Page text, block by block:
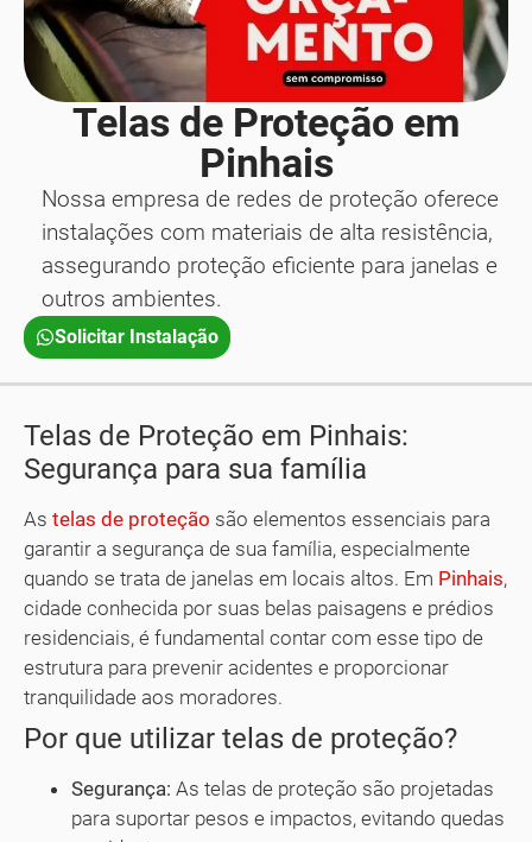
Telas de Proteção em
Pinhais
Nossa empresa de redes de proteção oferece
instalações com materiais de alta resistência,
assegurando proteção eficiente para janelas e
outros ambientes.
Solicitar Instalação
Telas de Proteção em Pinhais:
Segurança para sua família
As telas de proteção são elementos essenciais para
garantir a segurança de sua família, especialmente
quando se trata de janelas em locais altos. Em Pinhais,
cidade conhecida por suas belas paisagens e prédios
residenciais, é fundamental contar com esse tipo de
estrutura para prevenir acidentes e proporcionar
tranquilidade aos moradores.
Por que utilizar telas de proteção?
Segurança: As telas de proteção são projetadas
para suportar pesos e impactos, evitando quedas